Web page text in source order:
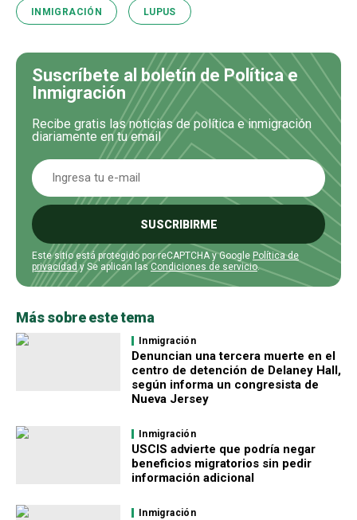
INMIGRACIÓN LUPUS
Suscríbete al boletín de Política e
Inmigración
Recibe gratis las noticias de política e inmigración
diariamente en tu email
SUSCRIBIRME
Este sitio está protegido por reCAPTCHA y Google Política de
privacidad y Se aplican lasCondiciones de servicio.
Más sobre este tema
Inmigración
Denuncian una tercera muerte en el
centro de detención de Delaney Hall,
según informa un congresista de
Nueva Jersey
Inmigración
USCIS advierte que podría negar
beneficios migratorios sin pedir
información adicional
Inmigración